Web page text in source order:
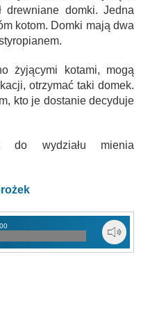
drewniane domki. Jedna
kotom. Domki mają dwa
żyjącymi kotami, mogą
otrzymać taki domek.
kto je dostanie decyduje
do wydziału mienia